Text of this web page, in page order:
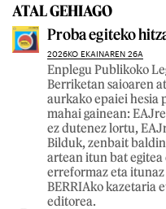
ATAL GEHIAGO
Proba egiteko
2026KO EKAINAREN 26A
Enplegu Publikoko
Berriketan saioaren
aurkako epaiei hesia
mahai gainean:
ez dutenez lortu,
Bilduk, zenbait
artean itun bat egitea
erreformaz eta
BERRIAko kazetaria
editorea.